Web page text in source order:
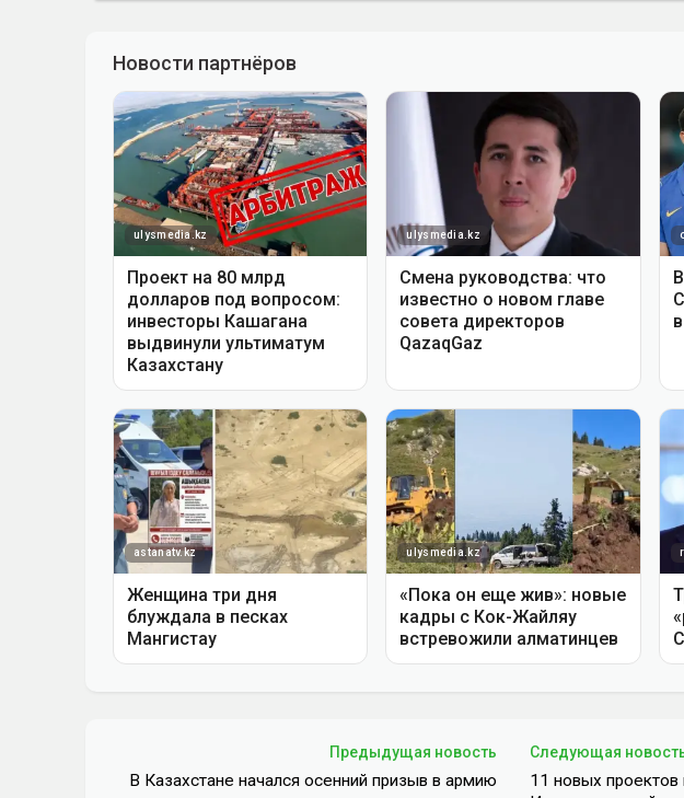
Предыдущая новость
В Казахстане начался осенний призыв в армию
Следующая
11 новых проектов